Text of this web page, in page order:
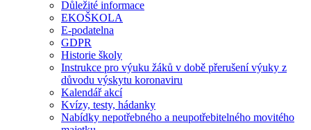
Důležité informace
EKOŠKOLA
E-podatelna
GDPR
Historie školy
Instrukce pro výuku žáků v době přerušení výuky z
důvodu výskytu koronaviru
Kalendář akcí
Kvízy, testy, hádanky
Nabídky nepotřebného a neupotřebitelného movitého